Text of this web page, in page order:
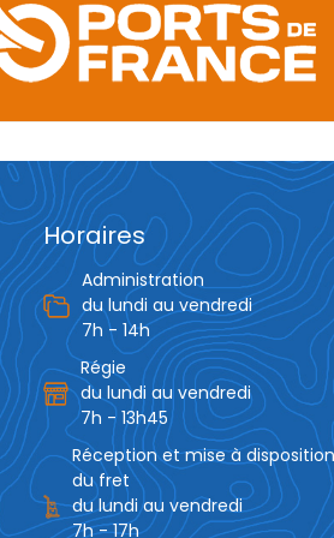
Horaires
Administration
du lundi au vendredi
7h - 14h
Régie
du lundi au vendredi
7h - 13h45
Réception et mise à disposition
du fret
du lundi au vendredi
7h - 17h